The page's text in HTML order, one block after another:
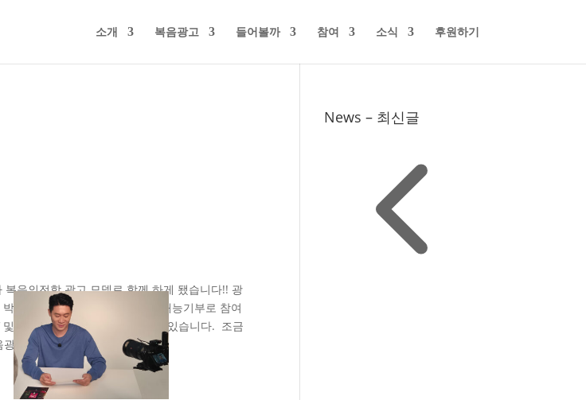
소개 복음광고 들어볼까 참여 소식 후원하기
음의전함 광고 모델로 함께 하게 됐습니다!! 광
시은 부부는 이번 복음광고에 재능기부로 참여
및 국내 복음광고에서 만나 볼 수 있습니다. 조금
고 촬영에도 기쁜...
News – 최신글